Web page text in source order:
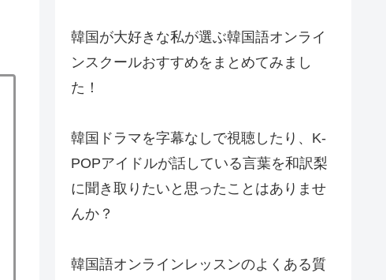
韓国が大好きな私が選ぶ韓国語オンライ
ンスクールおすすめをまとめてみまし
た！
韓国ドラマを字幕なしで視聴したり、K-
POPアイドルが話している言葉を和訳梨
に聞き取りたいと思ったことはありませ
んか？
韓国語オンラインレッスンのよくある質